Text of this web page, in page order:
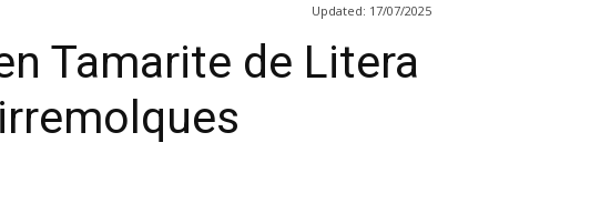
Updated: 17/07/2025
Tamarite de Litera